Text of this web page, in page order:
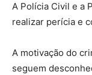
A Polícia Civil e a
realizar perícia e
A motivação do
seguem